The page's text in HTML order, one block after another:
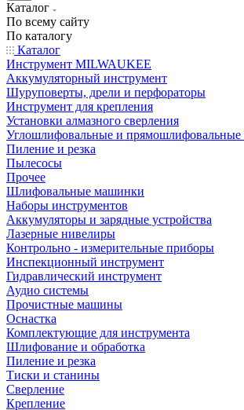
Каталог
По всему сайту
По каталогу
Каталог
Инструмент MILWAUKEE
Аккумуляторный инструмент
Шуруповерты, дрели и перфораторы
Инструмент для крепления
Установки алмазного сверления
Углошлифовальные и
Пиление и резка
Пылесосы
Прочее
Шлифовальные машинки
Наборы инструментов
Аккумуляторы и зарядные устройства
Лазерные нивелиры
Контрольно - измерительные приборы
Инспекционный инструмент
Гидравлический инструмент
Аудио системы
Прочистные машины
Оснастка
Комплектующие для инструмента
Шлифование и обработка
Пиление и резка
Тиски и станины
Сверление
Крепление